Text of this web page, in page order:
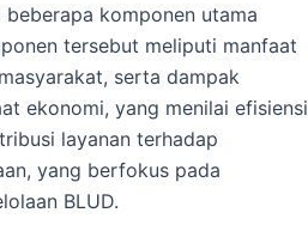
komponen utama
tersebut meliputi manfaat
serta dampak
ekonomi, yang menilai efisiensi
layanan terhadap
yang berfokus pada
BLUD.